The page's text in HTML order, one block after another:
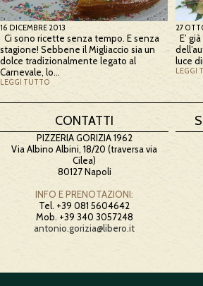
16 DICEMBRE 2013
Ci sono ricette senza tempo. E senza
stagione! Sebbene il Migliaccio sia un
dolce tradizionalmente legato al
Carnevale, lo…
LEGGI TUTTO
27
E’
luce
LEGGI
CONTATTI
PIZZERIA GORIZIA 1962
Via Albino Albini, 18/20 (traversa via
Cilea)
80127 Napoli
INFO E PRENOTAZIONI:
Tel. +39 081 5604642
Mob. +39 340 3057248
antonio.gorizia@libero.it